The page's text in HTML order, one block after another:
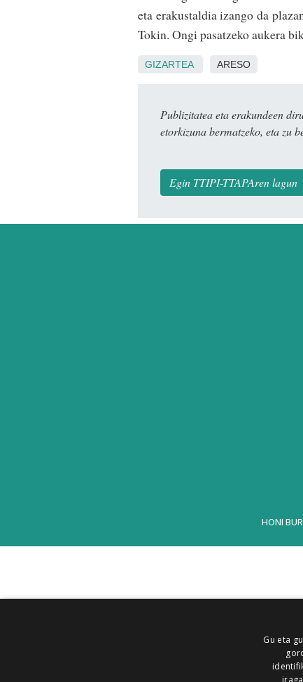
eta erakustaldia izango da
Tokin. Ongi pasatzeko aukera
GIZARTEA ARESO
Publizitatea eta erakundeen
etorkizuna bermatzeko, eta zu
Egin TTIPI-TTAPAren lagun
HONI
Gu eta